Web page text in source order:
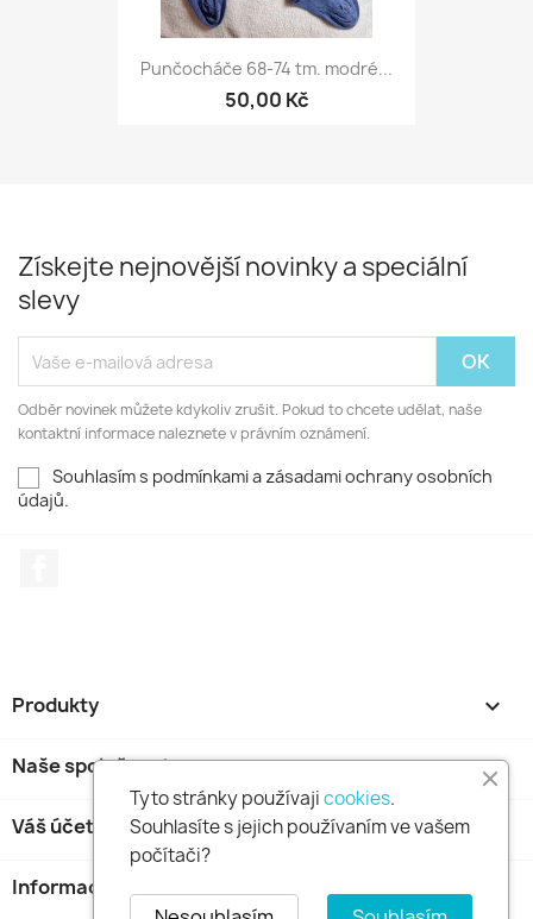
Punčocháče 68-74 tm. modré...
50,00 Kč
Získejte nejnovější novinky a speciální
slevy
Odběr novinek můžete kdykoliv zrušit. Pokud to chcete udělat, naše
kontaktní informace naleznete v právním oznámení.
Souhlasím s podmínkami a zásadami ochrany osobních
údajů.
Produkty 
Naše společnost 
Váš účet
Informace o obchodu
Tyto stránky používajicookies.
Souhlasíte s jejich používaním ve vašem
počítači?